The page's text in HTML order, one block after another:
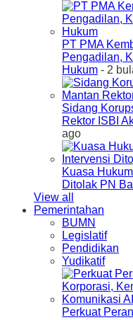
PT PMA
Pengadilan,
Hukum - 2
Sidang
Rektor ISBI
ago
Kuasa
Ditolak PN
View all
Pemerintahan
BUMN
Legislatif
Pendidikan
Yudikatif
Perkuat